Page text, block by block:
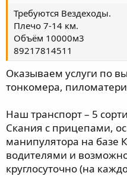
Требуются Вездеходы.
Плечо 7-14 км.
Объём 10000м3
89217814511
Оказываем услуги по
тонкомера,
Наш транспорт – 5
Скания с прицепами,
манипулятора на базе
водителями и
круглосуточно (на